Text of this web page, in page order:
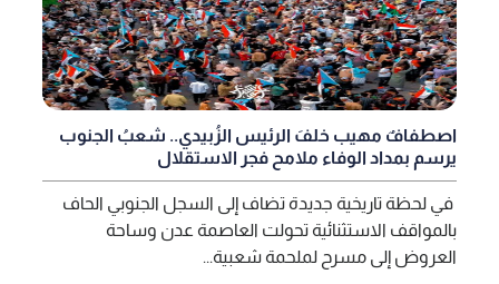
اصطفافٌ مهيب خلفَ الرئيس الزُبيدي.. شعبُ الجنوب
يرسم بمداد الوفاء ملامح فجر الاستقلال
في لحظة تاريخية جديدة تضاف إلى السجل الجنوبي الحاف
بالمواقف الاستثنائية تحولت العاصمة عدن وساحة
العروض إلى مسرح لملحمة شعبية...